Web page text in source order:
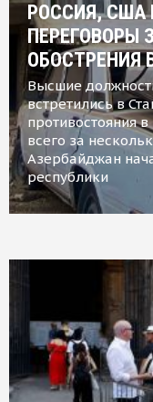
РОССИЯ, США
ПЕРЕГОВОРЫ
ОБОСТРЕНИЯ
Высшие
встретились в
противостояния
всего за
Азербайджан
республики